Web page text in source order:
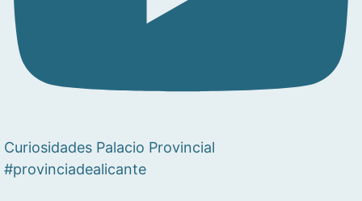
Curiosidades Palacio Provincial
#provinciadealicante